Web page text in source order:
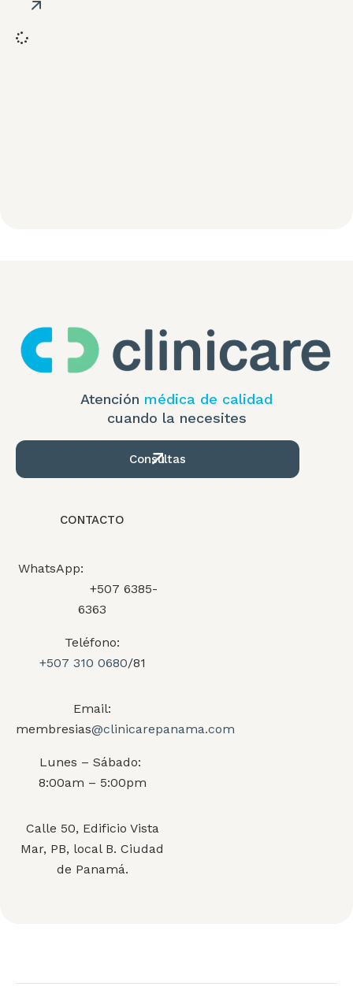
Atención médica de calidad
cuando la necesites
Consultas
CONTACTO
WhatsApp:
+507 6385-
6363
Teléfono:
+507 310 0680/81
Email:
membresias@clinicarepanama.com
Lunes – Sábado:
8:00am – 5:00pm
Calle 50, Edificio Vista
Mar, PB, local B. Ciudad
de Panamá.